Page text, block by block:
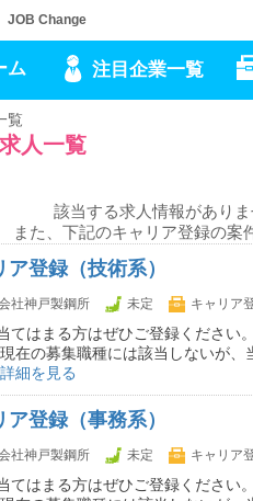
JOB Change
ム 注目企業一覧
覧
人一覧
該当する求人情報があり
また、下記のキャリア登録の
ア登録（技術系）
社神戸製鋼所 未定 キャリア
てはまる方はぜひご登録ください
在の募集職種には該当しないが
詳細を見る
ア登録（事務系）
社神戸製鋼所 未定 キャリア
てはまる方はぜひご登録ください